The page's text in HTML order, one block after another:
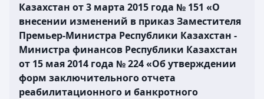
Казахстан от 3 марта 2015 года № 151 «О
внесении изменений в приказ Заместителя
Премьер-Министра Республики Казахстан -
Министра финансов Республики Казахстан
от 15 мая 2014 года № 224 «Об утверждении
форм заключительного отчета
реабилитационного и банкротного